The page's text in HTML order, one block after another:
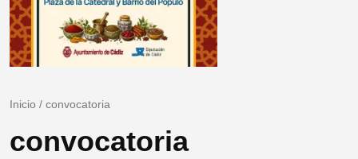
Inicio / convocatoria
convocatoria